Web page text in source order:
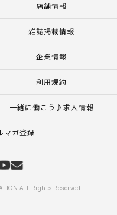
店舗情報
雑誌掲載情報
企業情報
利用規約
一緒に働こう♪求人情報
マガ登録
ALL Rights Reserved